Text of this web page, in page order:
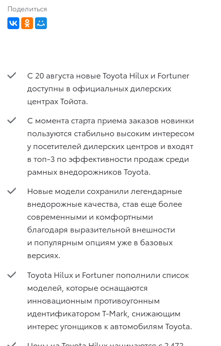
Поделиться
С 20 августа новые Toyota Hilux и Fortuner
доступны в официальных дилерских
центрах Тойота.
С момента старта приема заказов новинки
пользуются стабильно высоким интересом
у посетителей дилерских центров и входят
в топ-3 по эффективности продаж среди
рамных внедорожников Toyota.
Новые модели сохранили легендарные
внедорожные качества, став еще более
современными и комфортными
благодаря выразительной внешности
и популярным опциям уже в базовых
версиях.
Toyota Hilux и Fortuner пополнили список
моделей, которые оснащаются
инновационным противоугонным
идентификатором T-Mark, снижающим
интерес угонщиков к автомобилям Toyota.